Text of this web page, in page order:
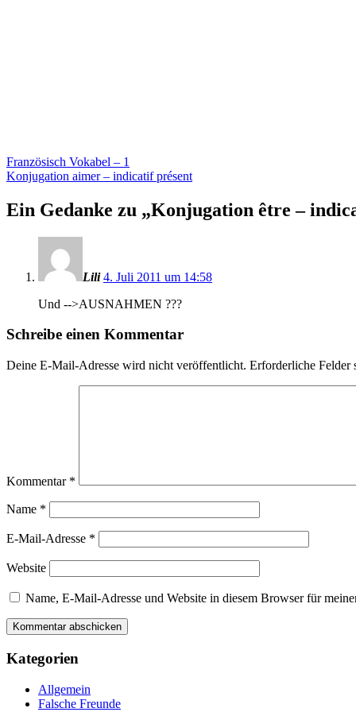
Beitragsnavigation
Vorheriger
Beitrag:
Französisch Vokabel – 1
Nächster
Konjugation aimer – indicatif présent
Ein Gedanke zu „Konjugation être –
Lili 4. Juli 2011 um 14:58
Und -->AUSNAHMEN ???
Schreibe einen Kommentar
Deine E-Mail-Adresse wird nicht veröffentlicht. Erforderliche Felder
Kommentar *
Name *
E-Mail-Adresse *
Website
Name, E-Mail-Adresse und Website in diesem Browser für
Haupt-
Seitenleiste
Kategorien
Allgemein
Falsche Freunde